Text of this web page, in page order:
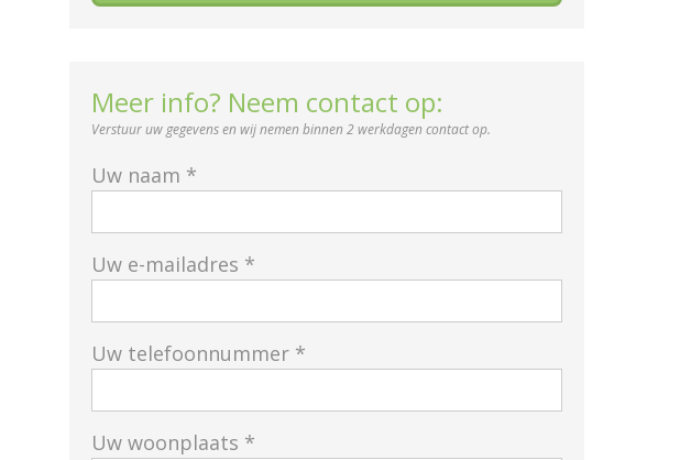
Meer info? Neem contact op:
Verstuur uw gegevens en wij nemen binnen 2 werkdagen contact op.
Uw naam *
Uw e-mailadres *
Uw telefoonnummer *
Uw woonplaats *